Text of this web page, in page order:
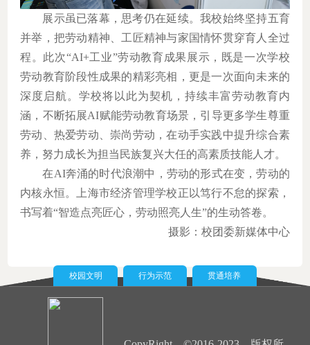
展示虽已落幕，思考仍在延续。我校始终坚持五育
并举，把劳动精神、工匠精神与家国情怀贯穿育人全过
程。此次“AI+工业”劳动教育成果展示，既是一次学校
劳动教育阶段性成果的精彩亮相，更是一次面向未来的
深度启航。学校将以此为契机，持续丰富劳动教育内
涵，不断拓展AI赋能劳动教育场景，引导更多学生尊重
劳动、热爱劳动、崇尚劳动，在动手实践中提升综合素
养，努力成长为担当民族复兴大任的高素质技能人才。
在AI奔涌的时代浪潮中，劳动的形式在变，劳动的
内核永恒。上海市经济管理学校正以笃行不怠的探索，
书写着“智造点亮匠心，劳动照亮人生”的生动答卷。
摄影：校团委新媒体中心
校园文明 行为示范 贯通培养